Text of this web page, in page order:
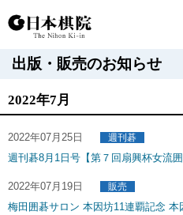
出版・販売のお知らせ
2022年7月
2022年07月25日 週刊碁
週刊碁8月1日号【第７回扇興杯女流
2022年07月19日 販売
梅田囲碁サロン 本因坊11連覇記念